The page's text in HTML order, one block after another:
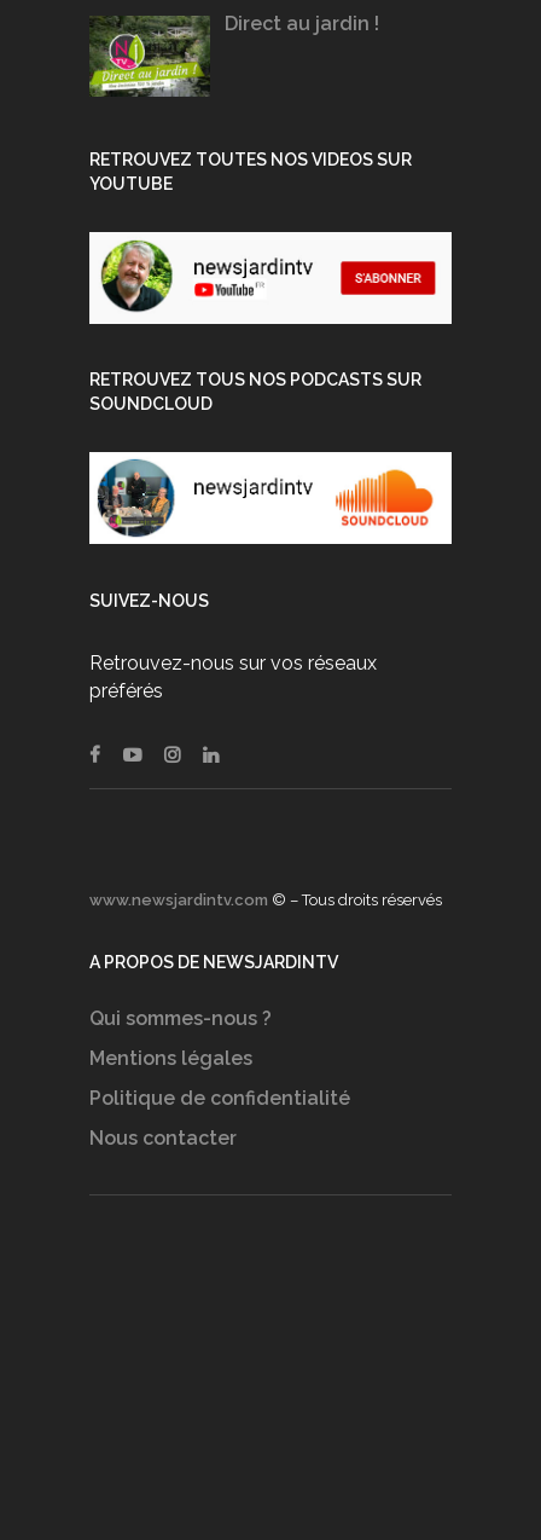
Direct au jardin !
RETROUVEZ TOUTES NOS VIDEOS SUR
YOUTUBE
RETROUVEZ TOUS NOS PODCASTS SUR
SOUNDCLOUD
SUIVEZ-NOUS
Retrouvez-nous sur vos réseaux
préférés
www.newsjardintv.com © – Tous droits réservés
A PROPOS DE NEWSJARDINTV
Qui sommes-nous ?
Mentions légales
Politique de confidentialité
Nous contacter